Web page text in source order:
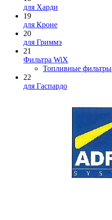
для Харди
19
для Кроне
20
для Гриммэ
21
Фильтра WiX
Топливные фильтры
22
для Гаспардо